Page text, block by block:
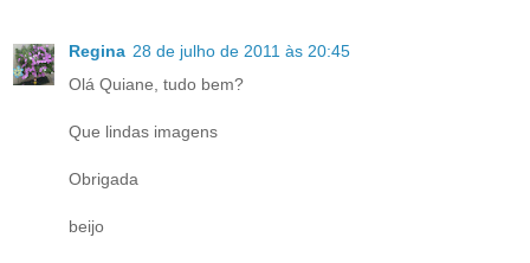
Regina 28 de julho de 2011 às 20:45
Olá Quiane, tudo bem?
Que lindas imagens
Obrigada
beijo